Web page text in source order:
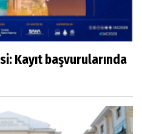
Kayıt başvurularında